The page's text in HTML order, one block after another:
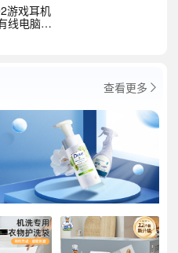
游戏耳机
线电脑耳
查看更多 